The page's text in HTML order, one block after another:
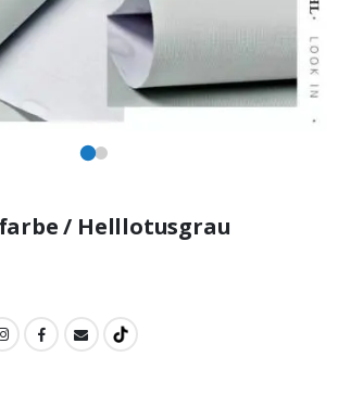
/ Helllotusgrau